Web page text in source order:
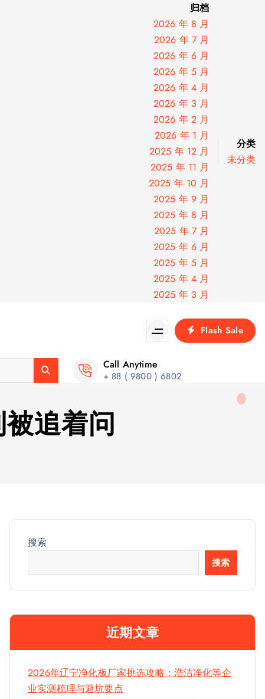
归档
2026 年 8 月
2026 年 7 月
2026 年 6 月
2026 年 5 月
2026 年 4 月
2026 年 3 月
2026 年 2 月
2026 年 1 月
2025 年 12 月
2025 年 11 月
2025 年 10 月
2025 年 9 月
2025 年 8 月
2025 年 7 月
2025 年 6 月
2025 年 5 月
2025 年 4 月
2025 年 3 月
分类
未分类
Flash Sale
Call Anytime
+ 88 ( 9800 ) 6802
追着问
搜索
搜索
近期文章
2026年辽宁净化板厂家挑选攻略：浩洁净化等企
业实测梳理与避坑要点